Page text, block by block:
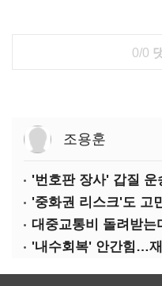
0/0
조용훈
'번호판 장사' 갑질
'내수회복' 안간힘…